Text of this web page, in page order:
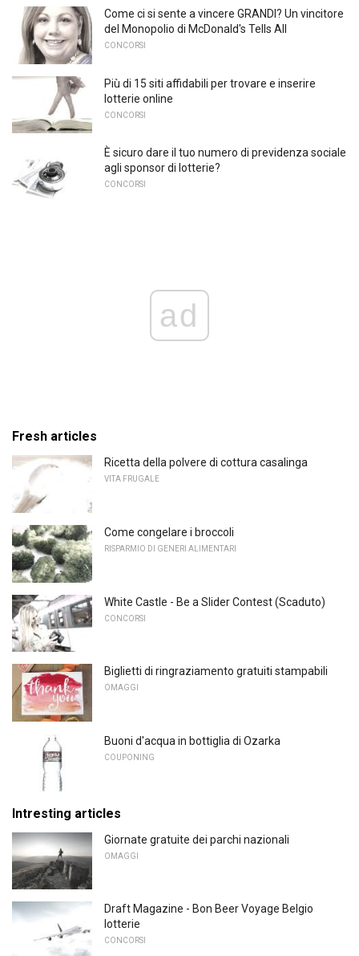
Come ci si sente a vincere GRANDI? Un vincitore
del Monopolio di McDonald's Tells All
CONCORSI
Più di 15 siti affidabili per trovare e inserire
lotterie online
CONCORSI
È sicuro dare il tuo numero di previdenza sociale
agli sponsor di lotterie?
CONCORSI
ad
Fresh articles
Ricetta della polvere di cottura casalinga
VITA FRUGALE
Come congelare i broccoli
RISPARMIO DI GENERI ALIMENTARI
White Castle - Be a Slider Contest (Scaduto)
CONCORSI
Biglietti di ringraziamento gratuiti stampabili
OMAGGI
Buoni d'acqua in bottiglia di Ozarka
COUPONING
Intresting articles
Giornate gratuite dei parchi nazionali
OMAGGI
Draft Magazine - Bon Beer Voyage Belgio
lotterie
CONCORSI